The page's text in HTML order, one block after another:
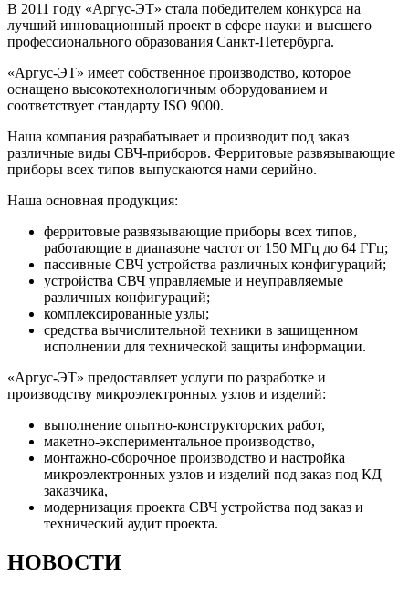
В 2011 году «Аргус-ЭТ» стала победителем конкурса на
лучший инновационный проект в сфере науки и высшего
профессионального образования Санкт-Петербурга.
«Аргус-ЭТ» имеет собственное производство, которое
оснащено высокотехнологичным оборудованием и
соответствует стандарту ISO 9000.
Наша компания разрабатывает и производит под заказ
различные виды СВЧ-приборов. Ферритовые развязывающие
приборы всех типов выпускаются нами серийно.
Наша основная продукция:
ферритовые развязывающие приборы всех типов,
работающие в диапазоне частот от 150 МГц до 64 ГГц;
пассивные СВЧ устройства различных конфигураций;
устройства СВЧ управляемые и неуправляемые
различных конфигураций;
комплексированные узлы;
средства вычислительной техники в защищенном
исполнении для технической защиты информации.
«Аргус-ЭТ» предоставляет услуги по разработке и
производству микроэлектронных узлов и изделий:
выполнение опытно-конструкторских работ,
макетно-экспериментальное производство,
монтажно-сборочное производство и настройка
микроэлектронных узлов и изделий под заказ под КД
заказчика,
модернизация проекта СВЧ устройства под заказ и
технический аудит проекта.
НОВОСТИ